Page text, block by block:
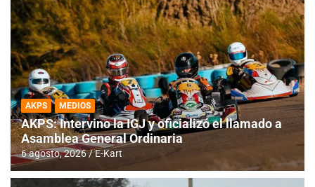
AKPS MEDIOS
AKPS: Intervino la IGJ y oficializó el llamado a
Asamblea General Ordinaria
6 agosto, 2026 E-Kart